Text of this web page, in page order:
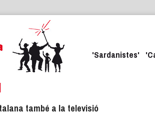
'Sardanistes'
també a la televisió